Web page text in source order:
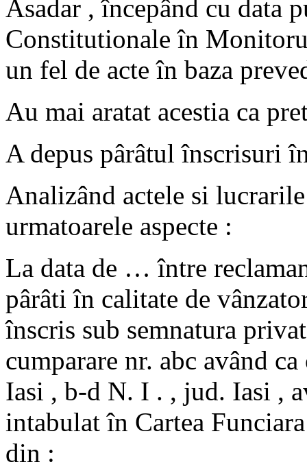
Asadar , începând cu data
Constitutionale în
un fel de acte în baza
Au mai aratat acestia ca
A depus pârâtul înscrisuri
Analizând actele si
urmatoarele aspecte :
La data de … între
pârâti în calitate de
înscris sub semnatura
cumparare nr. abc având
Iasi , b-d N. I . , jud. Iasi ,
intabulat în Cartea
din :